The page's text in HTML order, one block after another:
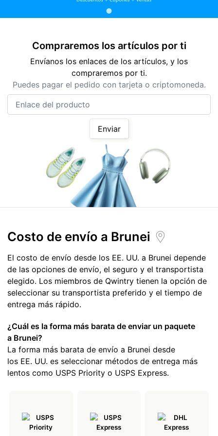
Compraremos los artículos por ti
Envíanos los enlaces de los artículos, y los
compraremos por ti.
Puedes pagar el pedido con tarjeta o criptomoneda.
Enviar
Costo de envío a Brunei
El costo de envío desde los EE. UU. a Brunei depende
de las opciones de envío, el seguro y el transportista
elegido. Los miembros de Qwintry tienen la opción de
seleccionar su transportista preferido y el tiempo de
entrega más rápido.
¿Cuál es la forma más barata de enviar un paquete
a Brunei?
La forma más barata de envío a Brunei desde
los EE. UU. es seleccionar métodos de entrega más
lentos como USPS Priority o USPS Express.